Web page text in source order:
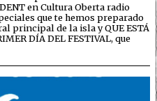
en Cultura Oberta radio
que te hemos preparado
principal de la isla y QUE ESTÁ
DÍA DEL FESTIVAL, que